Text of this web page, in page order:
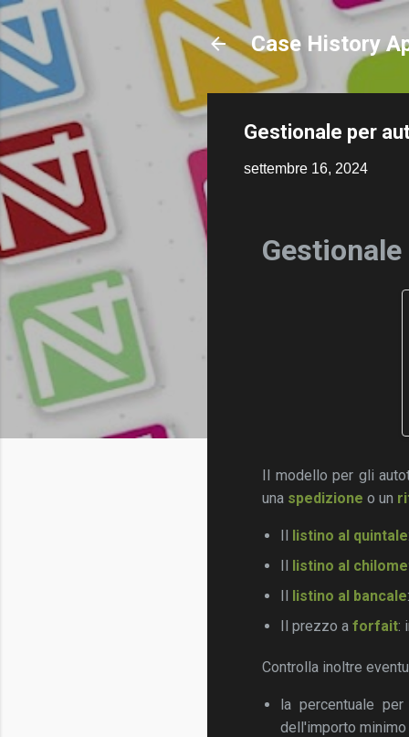
Case History
Gestionale per
settembre 16, 2024
Il modello per gli
una spedizione o un
Il listino al quintale
Il listino al
Il listino al bancale
Il prezzo a forfait:
Controlla inoltre
la percentuale
dell'importo